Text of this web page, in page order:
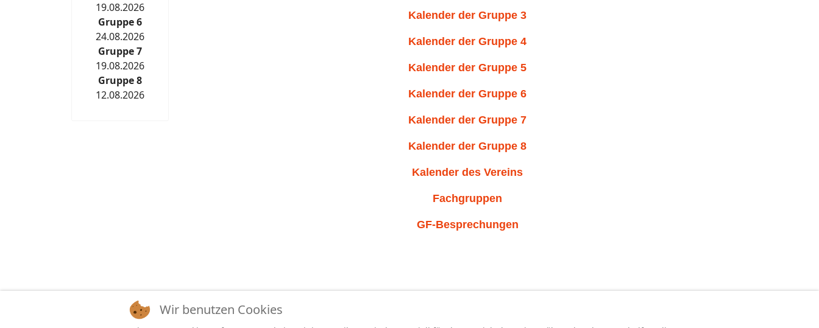
19.08.2026
Gruppe 6
24.08.2026
Gruppe 7
19.08.2026
Gruppe 8
12.08.2026
Kalender der Gruppe 3
Kalender der Gruppe 4
Kalender der Gruppe 5
Kalender der Gruppe 6
Kalender der Gruppe 7
Kalender der Gruppe 8
Kalender des Vereins
Fachgruppen
GF-Besprechungen
Wir benutzen Cookies